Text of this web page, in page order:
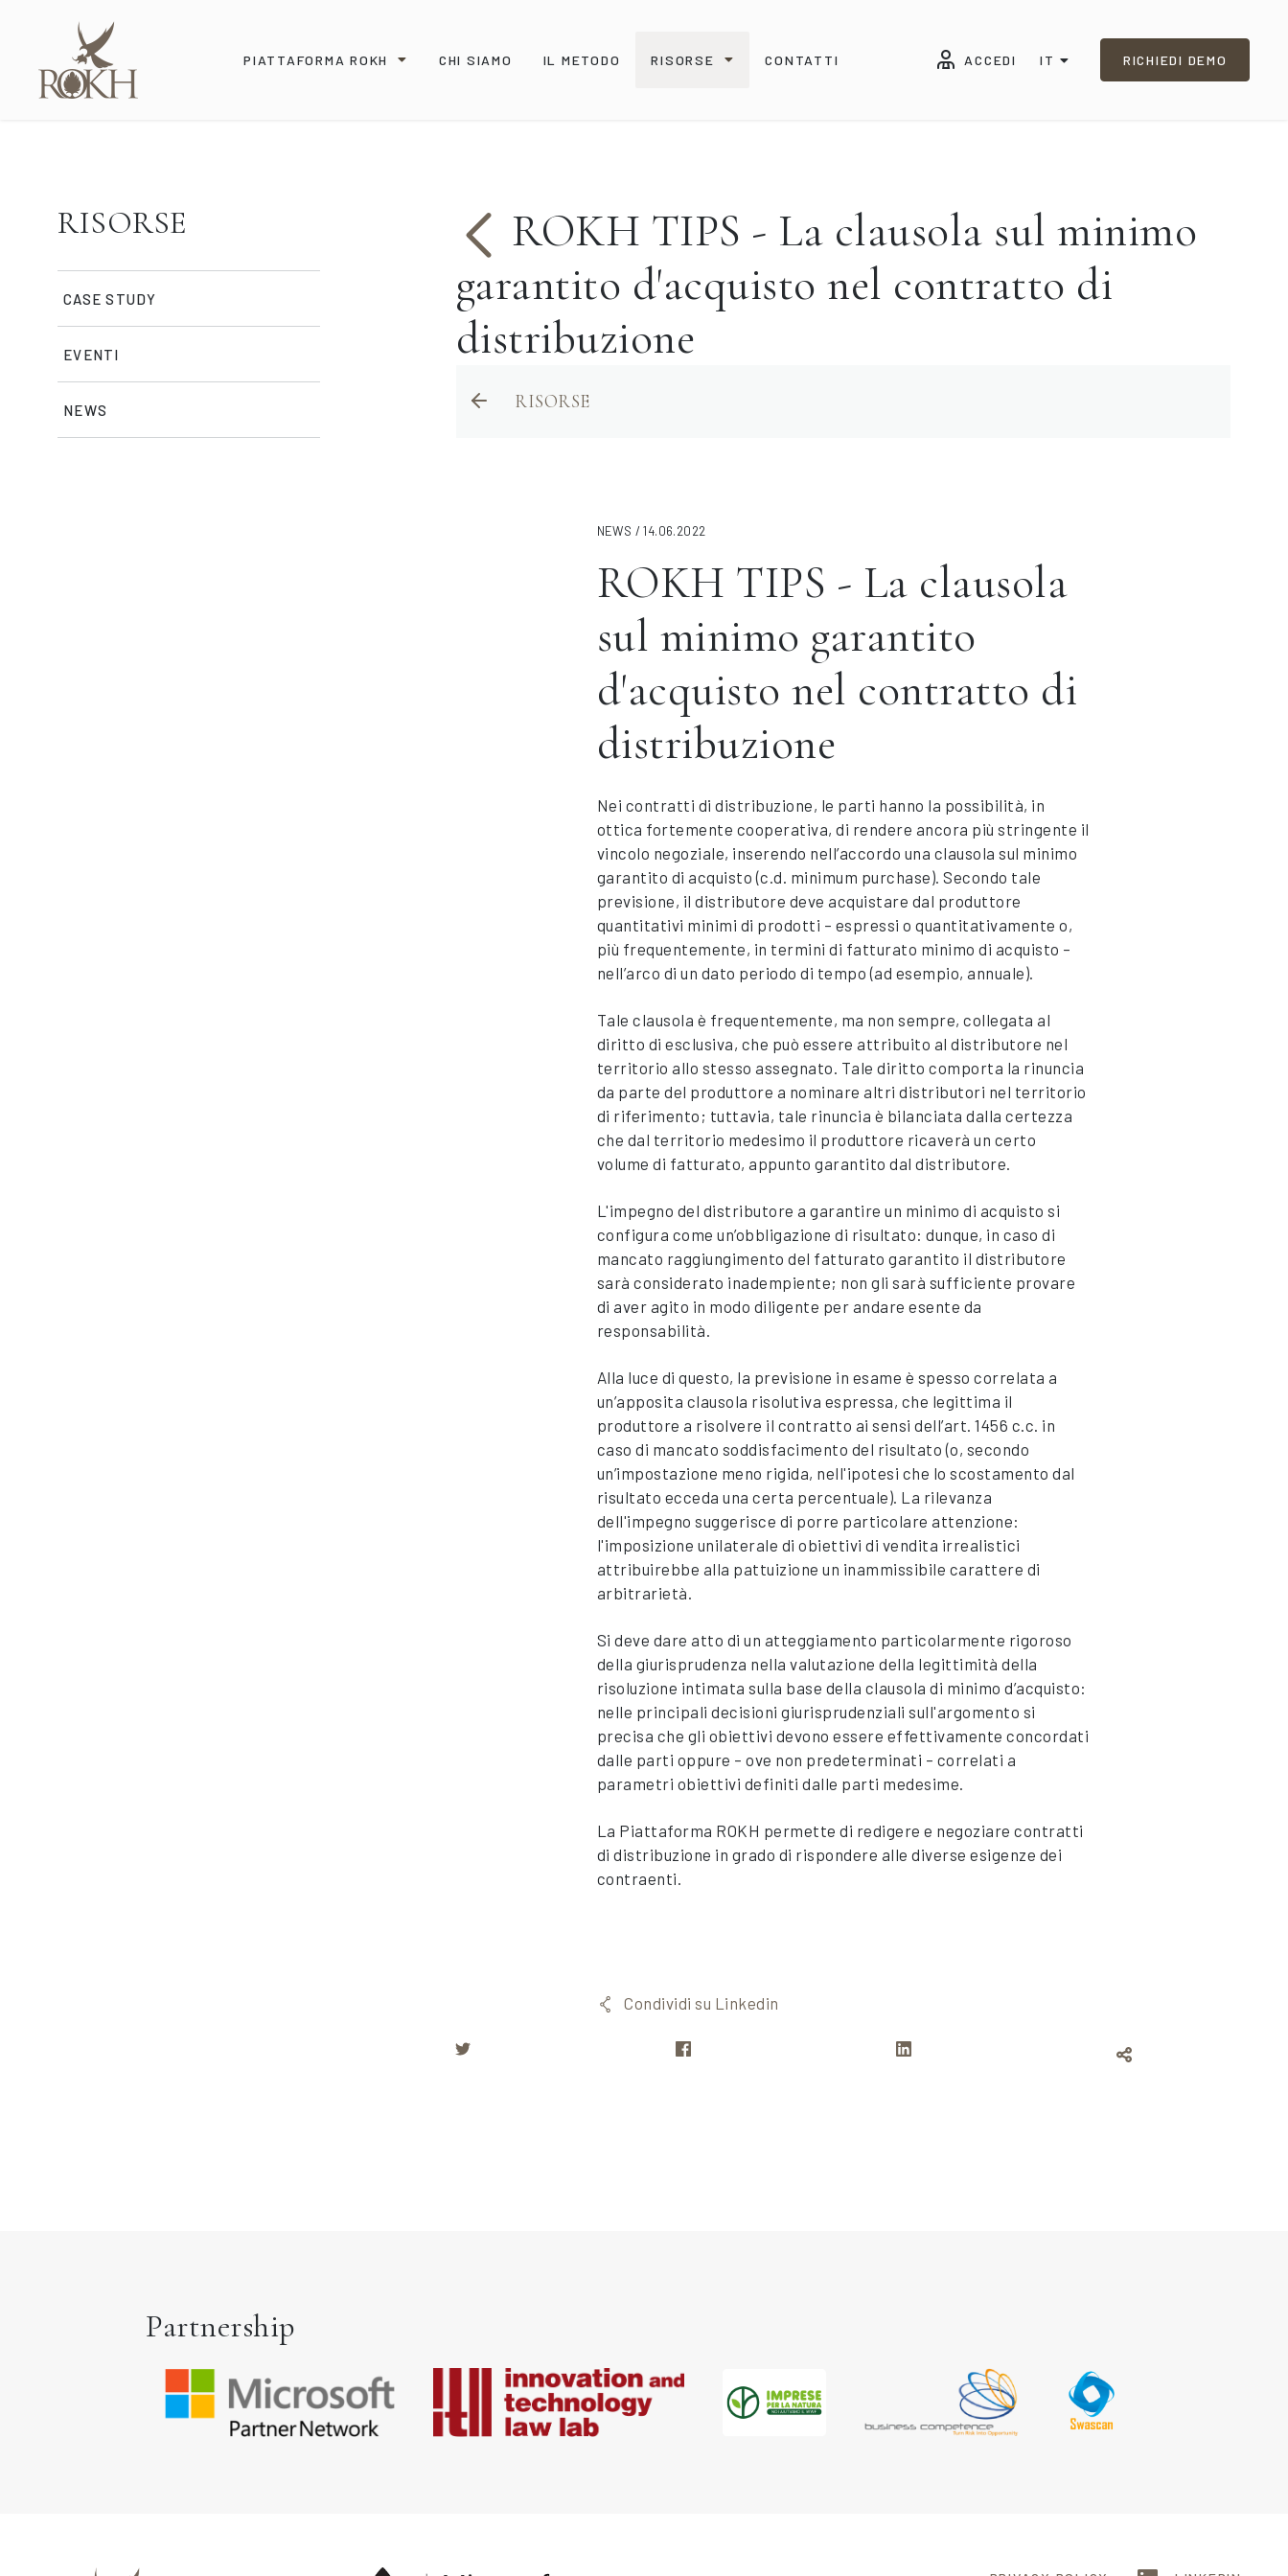
PIATTAFORMA ROKH CHI SIAMO IL METODO RISORSE CONTATTI ACCEDI IT RICHIEDI DEMO
RISORSE
CASE STUDY
EVENTI
NEWS
ROKH TIPS - La clausola sul minimo
garantito d'acquisto nel contratto di
distribuzione
RISORSE
NEWS / 14.06.2022
ROKH TIPS - La clausola
sul minimo garantito
d'acquisto nel contratto di
distribuzione
Nei contratti di distribuzione, le parti hanno la possibilità, in
ottica fortemente cooperativa, di rendere ancora più stringente il
vincolo negoziale, inserendo nell’accordo una clausola sul minimo
garantito di acquisto (c.d. minimum purchase). Secondo tale
previsione, il distributore deve acquistare dal produttore
quantitativi minimi di prodotti – espressi o quantitativamente o,
più frequentemente, in termini di fatturato minimo di acquisto –
nell’arco di un dato periodo di tempo (ad esempio, annuale).
Tale clausola è frequentemente, ma non sempre, collegata al
diritto di esclusiva, che può essere attribuito al distributore nel
territorio allo stesso assegnato. Tale diritto comporta la rinuncia
da parte del produttore a nominare altri distributori nel territorio
di riferimento; tuttavia, tale rinuncia è bilanciata dalla certezza
che dal territorio medesimo il produttore ricaverà un certo
volume di fatturato, appunto garantito dal distributore.
L'impegno del distributore a garantire un minimo di acquisto si
configura come un’obbligazione di risultato: dunque, in caso di
mancato raggiungimento del fatturato garantito il distributore
sarà considerato inadempiente; non gli sarà sufficiente provare
di aver agito in modo diligente per andare esente da
responsabilità.
Alla luce di questo, la previsione in esame è spesso correlata a
un’apposita clausola risolutiva espressa, che legittima il
produttore a risolvere il contratto ai sensi dell’art. 1456 c.c. in
caso di mancato soddisfacimento del risultato (o, secondo
un’impostazione meno rigida, nell'ipotesi che lo scostamento dal
risultato ecceda una certa percentuale). La rilevanza
dell'impegno suggerisce di porre particolare attenzione:
l'imposizione unilaterale di obiettivi di vendita irrealistici
attribuirebbe alla pattuizione un inammissibile carattere di
arbitrarietà.
Si deve dare atto di un atteggiamento particolarmente rigoroso
della giurisprudenza nella valutazione della legittimità della
risoluzione intimata sulla base della clausola di minimo d’acquisto:
nelle principali decisioni giurisprudenziali sull'argomento si
precisa che gli obiettivi devono essere effettivamente concordati
dalle parti oppure – ove non predeterminati – correlati a
parametri obiettivi definiti dalle parti medesime.
La Piattaforma ROKH permette di redigere e negoziare contratti
di distribuzione in grado di rispondere alle diverse esigenze dei
contraenti.
Condividi su Linkedin
Partnership